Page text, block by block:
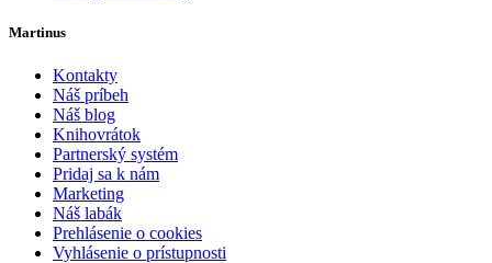
Martinus
Kontakty
Náš príbeh
Náš blog
Knihovrátok
Partnerský systém
Pridaj sa k nám
Marketing
Náš labák
Prehlásenie o cookies
Vyhlásenie o prístupnosti